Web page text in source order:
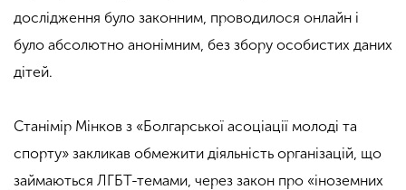
дослідження було законним, проводилося онлайн і
було абсолютно анонімним, без збору особистих даних
дітей.
Станімір Мінков з «Болгарської асоціації молоді та
спорту» закликав обмежити діяльність організацій, що
займаються ЛГБТ-темами, через закон про «іноземних